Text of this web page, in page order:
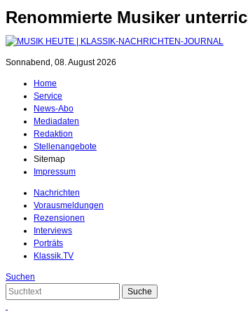
Renommierte Musiker
Sonnabend, 08. August 2026
Home
Service
News-Abo
Mediadaten
Redaktion
Stellenangebote
Sitemap
Impressum
Nachrichten
Vorausmeldungen
Rezensionen
Interviews
Porträts
Klassik.TV
Suchen